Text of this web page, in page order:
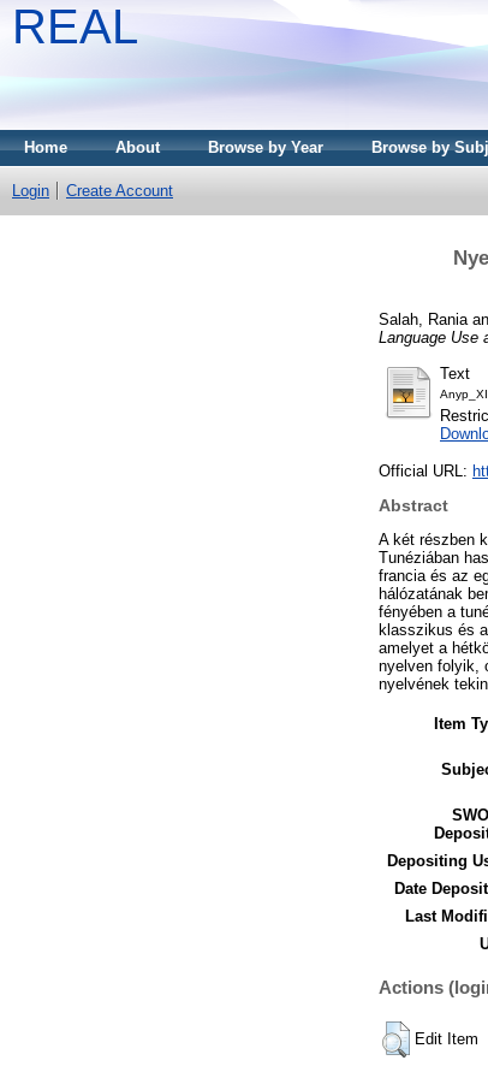
REAL
Home About Browse by Year Browse by
Login Create Account
Salah, Rania
Language Use
Text
Official URL:
Abstract
A két részben
Tunéziában
francia és az
hálózatának
fényében a
klasszikus és
amelyet a
nyelven folyik,
nyelvének
Item
Depositing
Date
Last
Actions
Edit Item